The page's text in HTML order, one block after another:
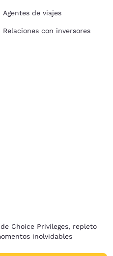
Agentes de viajes
Relaciones con inversores
Choice Privileges, repleto
inolvidables